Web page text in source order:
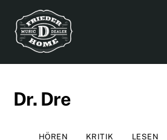
content
Dr. Dre
HÖREN KRITIK LESEN